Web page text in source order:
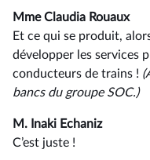
Mme Claudia Rouaux
Et ce qui se produit,
développer les services
conducteurs de trains !
bancs du groupe SOC.)
M. Inaki Echaniz
C’est juste !